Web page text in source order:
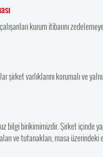
kurum itibarını
varlıklarını korumalı ve
bilgi birikimimizdir. Şirket içinde
ve tutanakları, masa üzerindeki